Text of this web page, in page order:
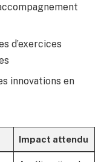
d’exercices
innovations en
Impact attendu